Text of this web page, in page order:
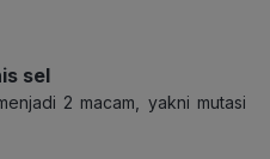
sel
2 macam, yakni mutasi